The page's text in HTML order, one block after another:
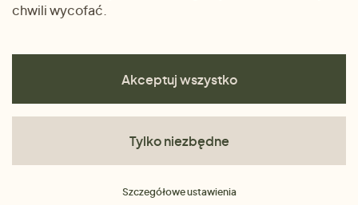
chwili wycofać.
Akceptuj wszystko
Tylko niezbędne
Szczegółowe ustawienia